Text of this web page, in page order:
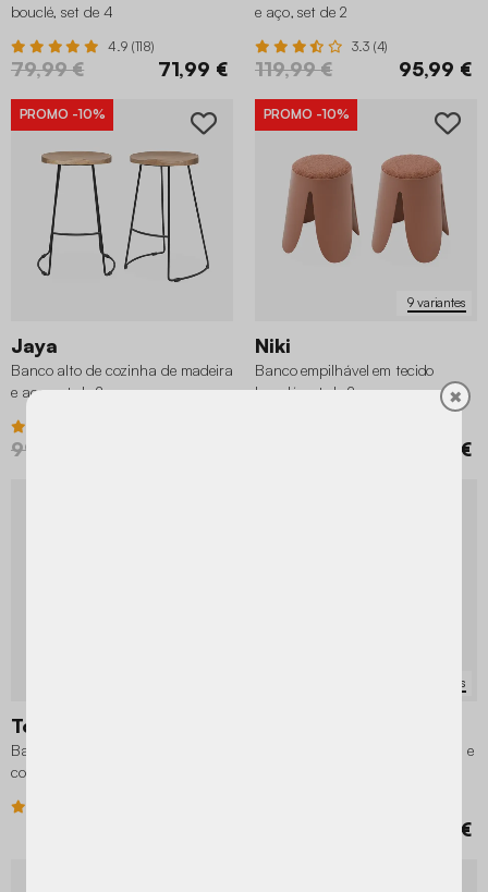
bouclé, set de 4
4.9 (118)
79,99 € 71,99 €
e aço, set de 2
3.3 (4)
119,99 € 95,99 €
PROMO -10%
Jaya
Banco alto de cozinha de madeira
e aço, set de 2
99,99 €
9 variantes
PROMO -10%
Niki
Banco empilhável em tecido
bouclé, set de 2
53,99 €
Toby
Banco alto de cozinha
contraplacado e folheado madeira
2 variantes
Banco alto de cozinha em metal e
197,99 €
✖